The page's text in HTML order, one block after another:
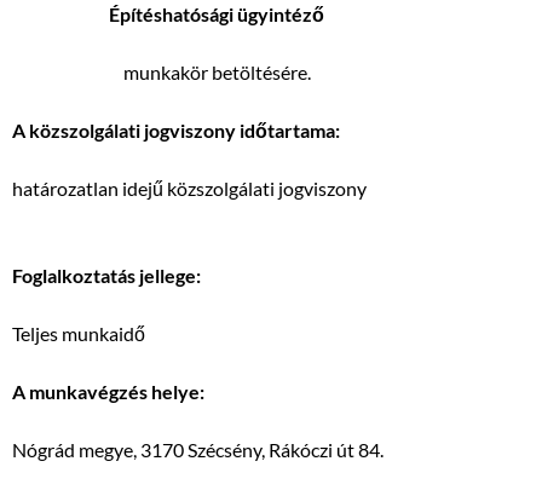
Építéshatósági ügyintéző
munkakör betöltésére.
A közszolgálati jogviszony időtartama:
határozatlan idejű közszolgálati jogviszony
Foglalkoztatás jellege:
Teljes munkaidő
A munkavégzés helye:
Nógrád megye, 3170 Szécsény, Rákóczi út 84.